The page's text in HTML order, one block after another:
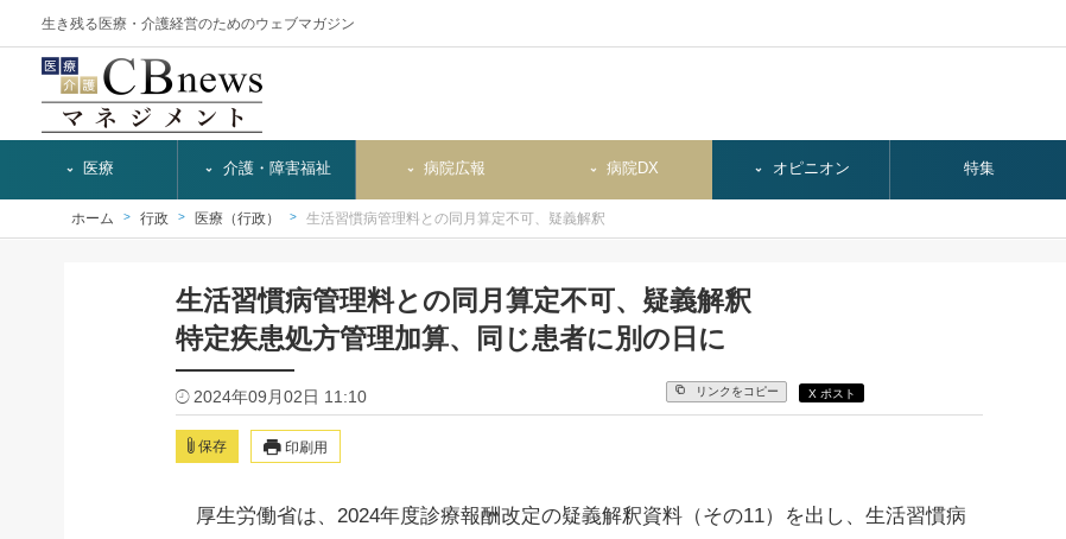
生き残る医療・介護経営のためのウェブマガジン
医療 介護・障害福祉 病院広報 病院DX オピニオン 特集
ホーム 行政 医療（行政） 生活習慣病管理料との同月算定不可、疑義解釈
生活習慣病管理料との同月算定不可、疑義解釈
特定疾患処方管理加算、同じ患者に別の日に
2024年09月02日 11:10 リンクをコピー X ポスト
保存 印刷用
厚生労働省は、2024年度診療報酬改定の疑義解釈資料（その11）を出し、生活習慣病